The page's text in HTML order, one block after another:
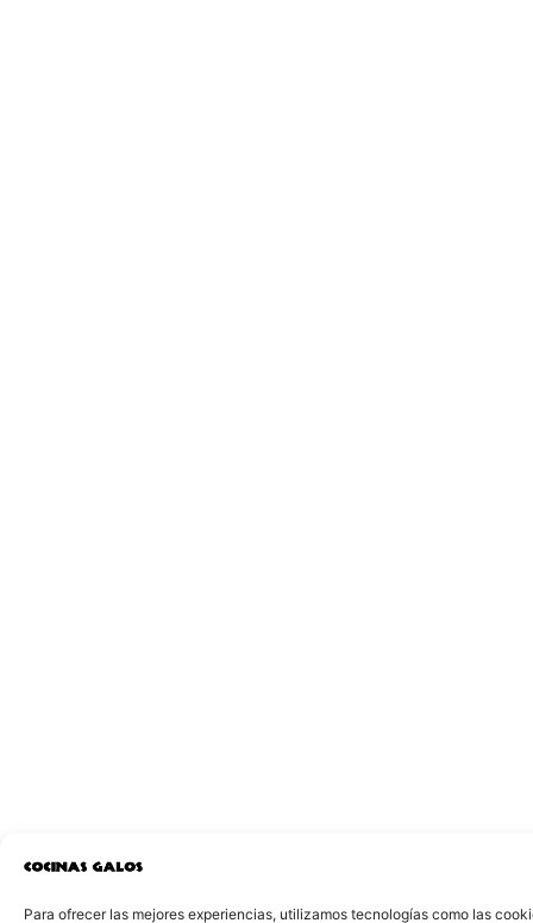
Para ofrecer las mejores experiencias, utilizamos tecnologías como las